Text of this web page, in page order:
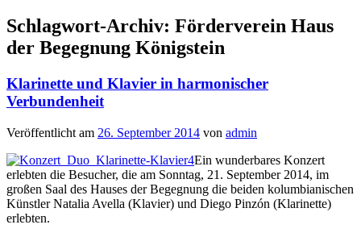
Schlagwort-Archiv: Förderverein Haus
der Begegnung Königstein
Klarinette und Klavier in harmonischer
Verbundenheit
Veröffentlicht am 26. September 2014 von admin
Ein wunderbares Konzert
erlebten die Besucher, die am Sonntag, 21. September 2014, im
großen Saal des Hauses der Begegnung die beiden kolumbianischen
Künstler Natalia Avella (Klavier) und Diego Pinzón (Klarinette)
erlebten.